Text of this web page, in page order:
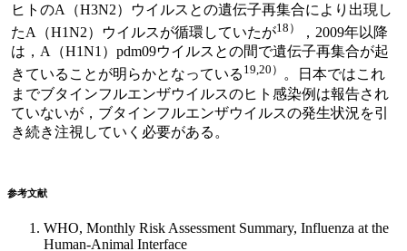
ヒトのA（H3N2）ウイルスとの遺伝子再集合により出現し
たA（H1N2）ウイルスが循環していたが18）
，2009年以降
は，A（H1N1）pdm09ウイルスとの間で遺伝子再集合が起
きていることが明らかとなっている 19,20） 。日本ではこれ
までブタインフルエンザウイルスのヒト感染例は報告され
ていないが，ブタインフルエンザウイルスの発生状況を引
き続き注視していく必要がある。
参考文献
WHO, Monthly Risk Assessment Summary, Influenza at the
Human-Animal Interface